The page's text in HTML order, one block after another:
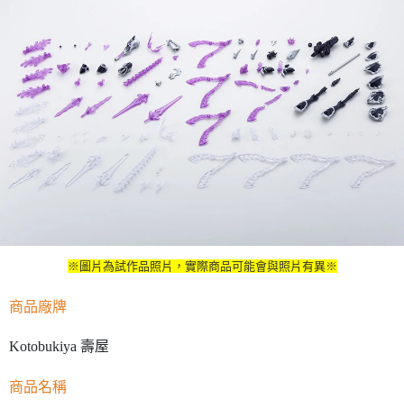
※圖片為試作品照片，實際商品可能會與照片有異※
商品廠牌
Kotobukiya 壽屋
商品名稱